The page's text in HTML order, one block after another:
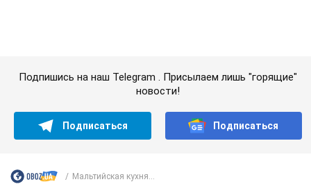
красоты и ответила на упреки, что сохраняет
молодость, ведь у нее нет детей